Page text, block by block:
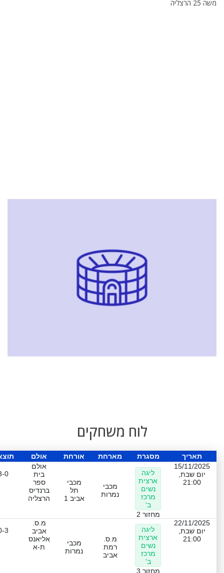
משה 25 הרצליה
לוח משחקים
תאריך מסגרת מארחת אורחת אולם
15/11/2025
יום שבת,
21:00
ליגה
ארצית
נשים
מרכז
ב'
מחזור 2
מכבי
נמרות
מכבי
תל
אביב 1
אולם
בית
ספר
ברנדיס
הרצליה
0
22/11/2025
יום שבת,
21:00
ליגה
ארצית
נשים
מרכז
ב'
מחזור 3
מ.ס.
רמת
אביב
מכבי
נמרות
מ.ס.
אביב
אליאנס
ת-א
3